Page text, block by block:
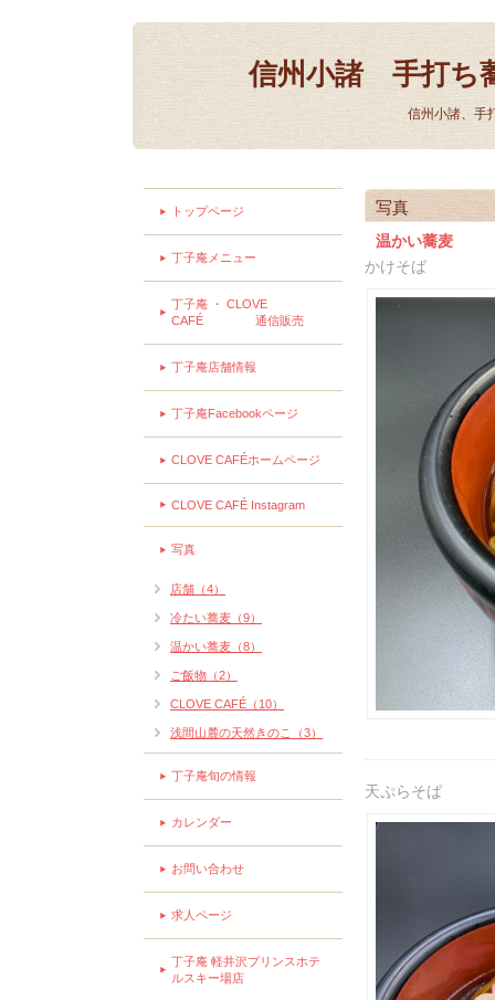
信州小諸 手打ち
信州小諸、手
写真
温かい蕎麦
かけそば
天ぷらそば
トップページ
丁子庵メニュー
丁子庵 ・ CLOVE
CAFÉ 通信販売
丁子庵店舗情報
丁子庵Facebookページ
CLOVE CAFÉホームページ
CLOVE CAFÉ Instagram
写真
店舗（4）
冷たい蕎麦（9）
温かい蕎麦（8）
ご飯物（2）
CLOVE CAFÉ（10）
浅間山麓の天然きのこ（3）
丁子庵旬の情報
カレンダー
お問い合わせ
求人ページ
丁子庵 軽井沢プリンスホテ
ルスキー場店